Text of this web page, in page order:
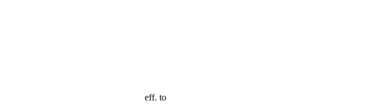
eff. to